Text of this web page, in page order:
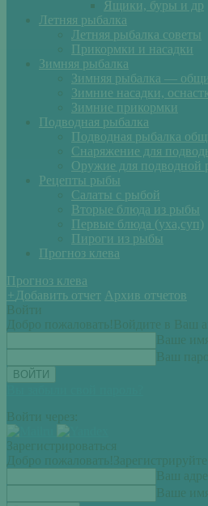
Ящики, буры и др
Летняя рыбалка
Летняя рыбалка советы
Прикормки и насадки
Зимняя рыбалка
Зимняя рыбалка —
Зимние насадки,
Зимние прикормки
Подводная рыбалка
Подводная рыбалка
Снаряжение для
Оружие для подводной
Рецепты рыбы
Салаты с рыбой
Вторые блюда из рыбы
Первые блюда (уха,суп)
Пироги из рыбы
Прогноз клева
Прогноз клева
+ Добавить отчет Архив отчетов
Войти
Добро пожаловать! Войдите в Ваш
Ваше
Ваш
Войти через:
Зарегистрироваться
Добро пожаловать!
Ваш
Ваше